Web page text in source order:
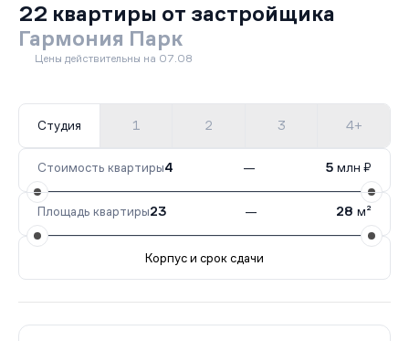
22 квартиры от застройщика
Гармония Парк
Цены действительны на 07.08
Студия 1 2 3 4+
Стоимость квартиры4 — 5 млн ₽
Площадь квартиры23 — 28 м²
Корпус и срок сдачи
5 (15Д)10 кв.Сдан